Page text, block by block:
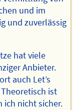
und im
und zuverlässig
hat viele
Anbieter.
auch Let’s
ist
ich nicht sicher.